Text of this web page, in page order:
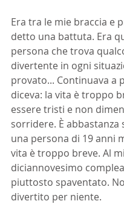
Era tra le mie braccia e
detto una battuta. Era
persona che trova
divertente in ogni
provato... Continuava a
diceva: la vita è troppo
essere tristi e non
sorridere. È abbastanza
una persona di 19 anni
vita è troppo breve. Al
diciannovesimo
piuttosto spaventato.
divertito per niente.